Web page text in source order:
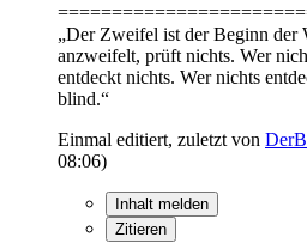
„Der Zweifel ist der Beginn der
anzweifelt, prüft nichts. Wer
entdeckt nichts. Wer nichts
blind.“
Einmal editiert, zuletzt von
08:06)
Inhalt melden
Zitieren